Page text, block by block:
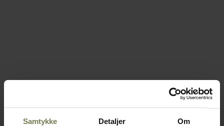
Samtykke Detaljer Om